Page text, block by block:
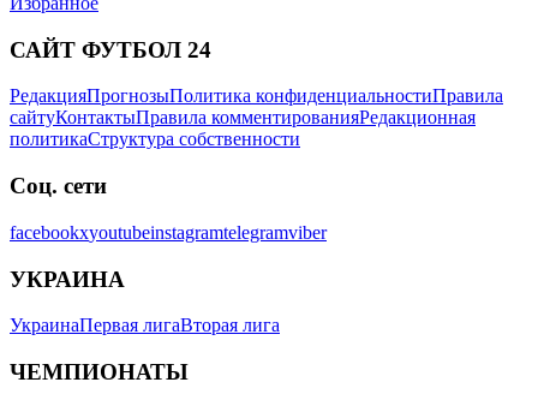
САЙТ ФУТБОЛ 24
РедакцияПрогнозыПолитика конфиденциальностиПравила
сайтуКонтактыПравила комментированияРедакционная
политикаСтруктура собственности
Соц. сети
facebookxyoutubeinstagramtelegramviber
УКРАИНА
УкраинаПервая лигаВторая лига
ЧЕМПИОНАТЫ